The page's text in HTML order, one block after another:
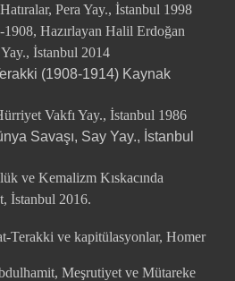
Pera Yay., İstanbul 1998
1908, Hazırlayan Halil Erdoğan
İstanbul 2014
(1908-1914) Kaynak
Vakfı Yay., İstanbul 1986
Savaşı, Say Yay., İstanbul
ve Kemalizm Kıskacında
İstanbul 2016.
Terakki ve kapitülasyonlar, Homer
Meşrutiyet ve Mütareke